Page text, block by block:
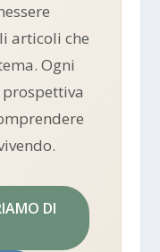
articoli che
Ogni
DI